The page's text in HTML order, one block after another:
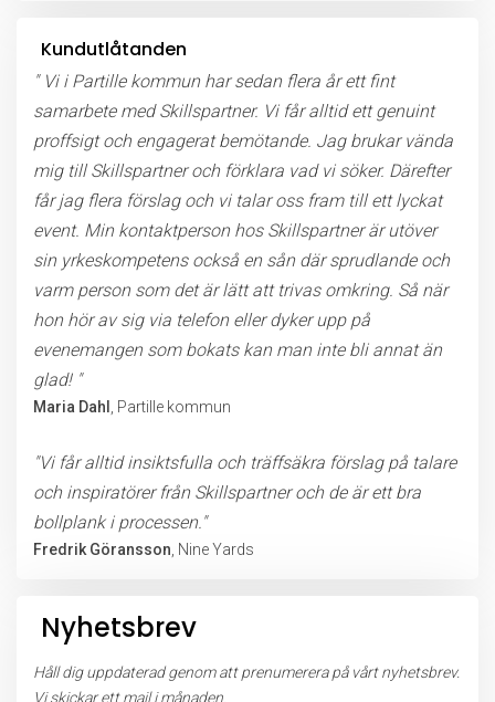
Kundutlåtanden
" Vi i Partille kommun har sedan flera år ett fint
samarbete med Skillspartner. Vi får alltid ett genuint
proffsigt och engagerat bemötande. Jag brukar vända
mig till Skillspartner och förklara vad vi söker. Därefter
får jag flera förslag och vi talar oss fram till ett lyckat
event. Min kontaktperson hos Skillspartner är utöver
sin yrkeskompetens också en sån där sprudlande och
varm person som det är lätt att trivas omkring. Så när
hon hör av sig via telefon eller dyker upp på
evenemangen som bokats kan man inte bli annat än
glad! "
Maria Dahl , Partille kommun
"Vi får alltid insiktsfulla och träffsäkra förslag på talare
och inspiratörer från Skillspartner och de är ett bra
bollplank i processen."
Fredrik Göransson , Nine Yards
Nyhetsbrev
Håll dig uppdaterad genom att prenumerera på vårt nyhetsbrev.
Vi skickar ett mail i månaden.